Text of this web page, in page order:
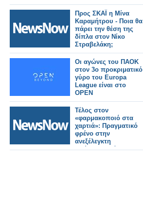
Προς ΣΚΑΪ η Μίνα
Καραμήτρου - Ποια θα
πάρει την θέση της
δίπλα στον Νίκο
Στραβελάκη;
Οι αγώνες του ΠΑΟΚ
στον 3ο προκριματικό
γύρο του Europa
League είναι στο
OPEN
Τέλος στον
«φαρμακοποιό στα
χαρτιά»: Πραγματικό
φρένο στην
ανεξέλεγκτη
διεύρυνση βάζει ο